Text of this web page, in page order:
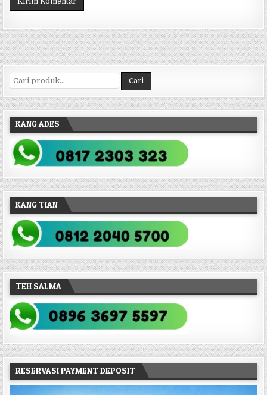
Pencarian untuk: Cari
KANG ADES
KANG TIAN
TEH SALMA
RESERVASI PAYMENT DEPOSIT